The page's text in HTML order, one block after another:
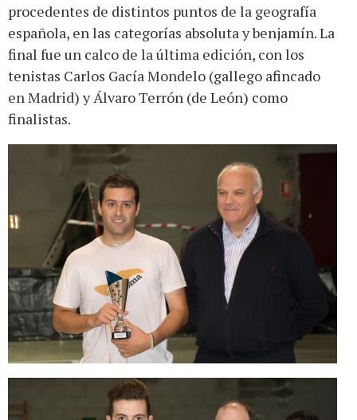
procedentes de distintos puntos de la geografía
española, en las categorías absoluta y benjamín. La
final fue un calco de la última edición, con los
tenistas Carlos Gacía Mondelo (gallego afincado
en Madrid) y Álvaro Terrón (de León) como
finalistas.